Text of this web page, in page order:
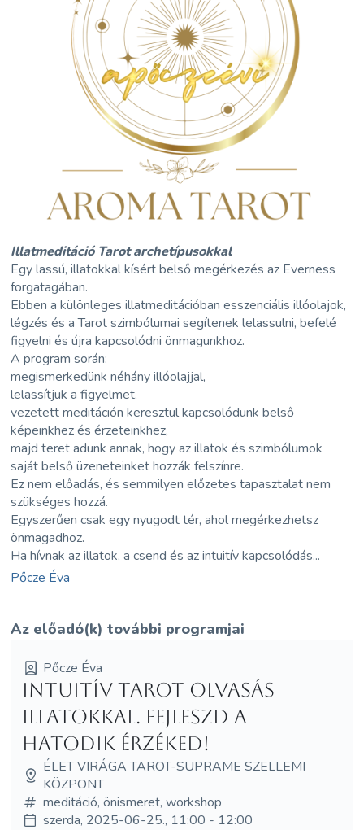
Illatmeditáció Tarot archetípusokkal
Egy lassú, illatokkal kísért belső megérkezés az Everness
forgatagában.
Ebben a különleges illatmeditációban esszenciális illóolajok,
légzés és a Tarot szimbólumai segítenek lelassulni, befelé
figyelni és újra kapcsolódni önmagunkhoz.
A program során:
megismerkedünk néhány illóolajjal,
lelassítjuk a figyelmet,
vezetett meditáción keresztül kapcsolódunk belső
képeinkhez és érzeteinkhez,
majd teret adunk annak, hogy az illatok és szimbólumok
saját belső üzeneteinket hozzák felszínre.
Ez nem előadás, és semmilyen előzetes tapasztalat nem
szükséges hozzá.
Egyszerűen csak egy nyugodt tér, ahol megérkezhetsz
önmagadhoz.
Ha hívnak az illatok, a csend és az intuitív kapcsolódás...
Pőcze Éva
Az előadó(k) további programjai
Pőcze Éva
Intuitív Tarot olvasás
illatokkal. Fejleszd a
hatodik érzéked!
ÉLET VIRÁGA TAROT-SUPRAME SZELLEMI
KÖZPONT
meditáció, önismeret, workshop
szerda, 2025-06-25., 11:00 - 12:00